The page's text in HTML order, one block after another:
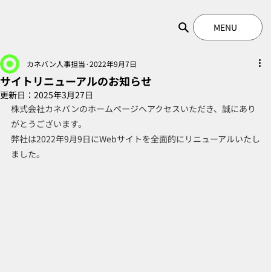
MENU
サイトリニューアルのお知らせ
カネバン人事担当 2022年9月7日
更新日： 2025年3月27日
株式会社カネバンのホームページへアクセスいただき、誠にあり
がとうございます。
弊社は2022年9月9日にWebサイトを全面的にリニューアルいたし
ました。